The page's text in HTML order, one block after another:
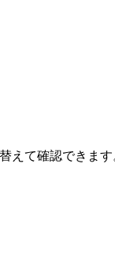
えて確認できます